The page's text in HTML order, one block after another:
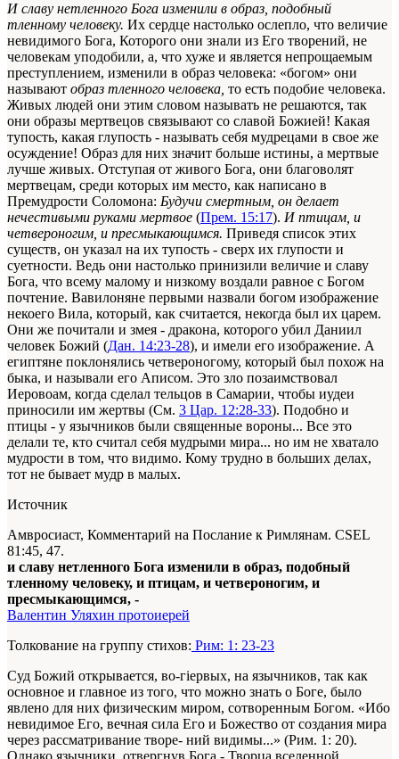
И славу нетленного Бога изменили в образ, подобный
тленному человеку. Их сердце настолько ослепло, что величие
невидимого Бога, Которого они знали из Его творений, не
человекам уподобили, а, что хуже и является непрощаемым
преступлением, изменили в образ человека: «богом» они
называют образ тленного человека, то есть подобие человека.
Живых людей они этим словом называть не решаются, так
они образы мертвецов связывают со славой Божией! Какая
тупость, какая глупость - называть себя мудрецами в свое же
осуждение! Образ для них значит больше истины, а мертвые
лучше живых. Отступая от живого Бога, они благоволят
мертвецам, среди которых им место, как написано в
Премудрости Соломона: Будучи смертным, он делает
нечестивыми руками мертвое (Прем. 15:17). И птицам, и
четвероногим, и пресмыкающимся. Приведя список этих
существ, он указал на их тупость - сверх их глупости и
суетности. Ведь они настолько принизили величие и славу
Бога, что всему малому и низкому воздали равное с Богом
почтение. Вавилоняне первыми назвали богом изображение
некоего Вила, который, как считается, некогда был их царем.
Они же почитали и змея - дракона, которого убил Даниил
человек Божий (Дан. 14:23-28), и имели его изображение. А
египтяне поклонялись четвероногому, который был похож на
быка, и называли его Аписом. Это зло позаимствовал
Иеровоам, когда сделал тельцов в Самарии, чтобы иудеи
приносили им жертвы (См. 3 Цар. 12:28-33). Подобно и
птицы - у язычников были священные вороны... Все это
делали те, кто считал себя мудрыми мира... но им не хватало
мудрости в том, что видимо. Кому трудно в больших делах,
тот не бывает мудр в малых.
Источник
Амвросиаст, Комментарий на Послание к Римлянам. CSEL
81:45, 47.
и славу нетленного Бога изменили в образ, подобный
тленному человеку, и птицам, и четвероногим, и
пресмыкающимся, -
Валентин Уляхин протоиерей
Толкование на группу стихов: Рим: 1: 23-23
Суд Божий открывается, во-гіервых, на язычников, так как
основное и главное из того, что можно знать о Боге, было
явлено для них физическим миром, сотворенным Богом. «Ибо
невидимое Его, вечная сила Его и Божество от создания мира
через рассматривание творе- ний видимы...» (Рим. 1: 20).